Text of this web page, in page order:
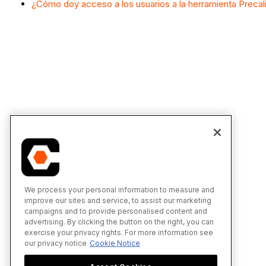
¿Cómo doy acceso a los usuarios a la herramienta
We process your personal information to measure and
improve our sites and service, to assist our marketing
campaigns and to provide personalised content and
advertising. By clicking the button on the right, you can
exercise your privacy rights. For more information see
our privacy notice Cookie Notice